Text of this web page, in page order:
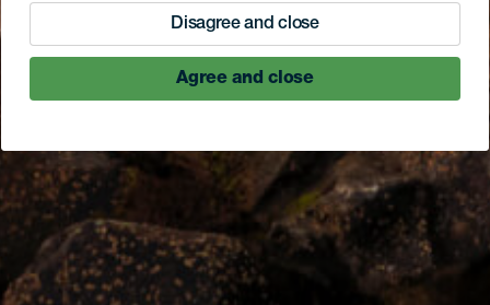
Disagree and close
Agree and close